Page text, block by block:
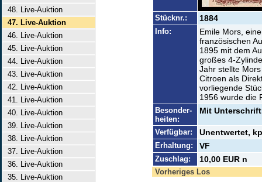
48. Live-Auktion
47. Live-Auktion
46. Live-Auktion
45. Live-Auktion
44. Live-Auktion
43. Live-Auktion
42. Live-Auktion
41. Live-Auktion
40. Live-Auktion
39. Live-Auktion
38. Live-Auktion
37. Live-Auktion
36. Live-Auktion
35. Live-Auktion
Stücknr.: 1884
Info:
Emile Mors,
französischen
1895 mit dem
großes 4-
Jahr stellte
Citroen als
vorliegende
1956 wurde die
Besonder-
heiten:
Mit Unterschrift
Verfügbar: Unentwertet,
Erhaltung: VF
Zuschlag: 10,00 EUR n
Vorheriges Los